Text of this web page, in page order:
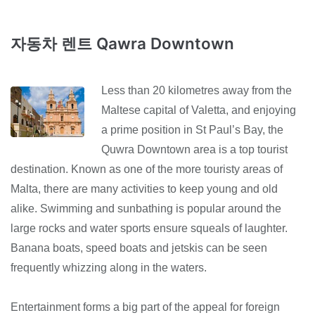
자동차 렌트 Qawra Downtown
Less than 20 kilometres away from the
Maltese capital of Valetta, and enjoying
a prime position in St Paul’s Bay, the
Quwra Downtown area is a top tourist
destination. Known as one of the more touristy areas of
Malta, there are many activities to keep young and old
alike. Swimming and sunbathing is popular around the
large rocks and water sports ensure squeals of laughter.
Banana boats, speed boats and jetskis can be seen
frequently whizzing along in the waters.
Entertainment forms a big part of the appeal for foreign